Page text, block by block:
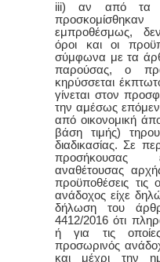
iii) αν από τα
εμπροθέσμως,
όροι και οι
σύμφωνα με τα
παρούσας, ο
κηρύσσεται
γίνεται στον
την αμέσως
από οικονομική
βάση τιμής)
διαδικασίας. Σε
προσήκουσας
αναθέτουσας
προϋποθέσεις τις
ανάδοχος είχε
δήλωση του
4412/2016 ότι
ή για τις
προσωρινός
και μέχρι την